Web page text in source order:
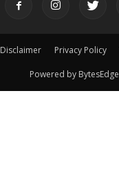
Disclaimer Privacy Policy
Powered by BytesEdge